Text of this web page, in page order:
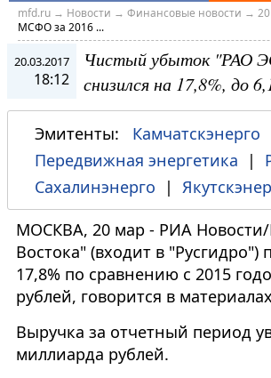
mfd.ru→ Новости → Финансовые новости →
МСФО за 2016 ...
20.03.2017
18:12
Чистый убыток "РАО
снизился на 17,8%, до
Эмитенты: Камчатскэнерго
Передвижная энергетика |
Сахалинэнерго |
МОСКВА, 20 мар - РИА
Востока" (входит в
17,8% по сравнению с 2015
рублей, говорится в
Выручка за отчетный период
миллиарда рублей.